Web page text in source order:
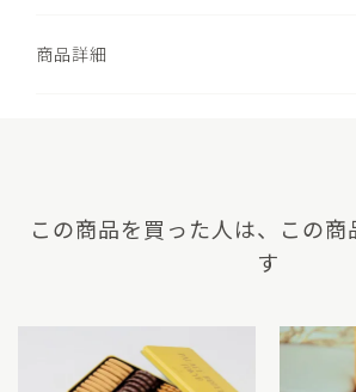
商品詳細
この商品を買った人は、この商
す